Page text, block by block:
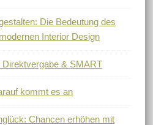
Die Bedeutung des
Interior Design
& SMART
kommt es an
Chancen erhöhen mit